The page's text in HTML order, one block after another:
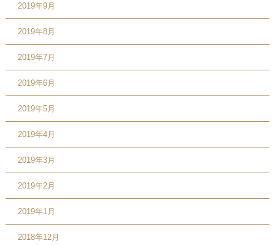
2019年9月
2019年8月
2019年7月
2019年6月
2019年5月
2019年4月
2019年3月
2019年2月
2019年1月
2018年12月